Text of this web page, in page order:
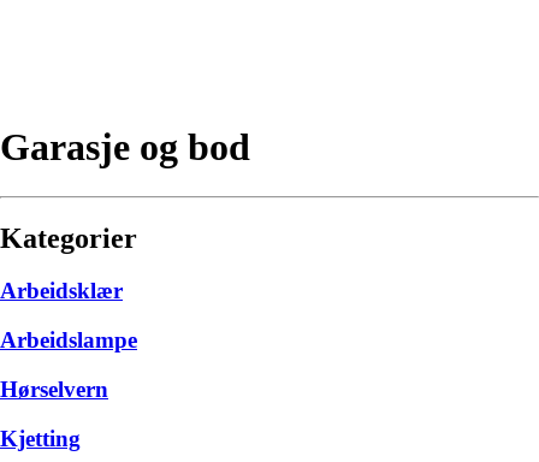
Garasje og bod
Kategorier
Arbeidsklær
Arbeidslampe
Hørselvern
Kjetting